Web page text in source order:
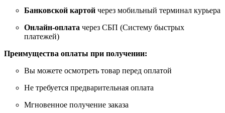
Банковской картой через мобильный терминал курьера
Онлайн-оплата через СБП (Систему быстрых
платежей)
Преимущества оплаты при получении:
Вы можете осмотреть товар перед оплатой
Не требуется предварительная оплата
Мгновенное получение заказа